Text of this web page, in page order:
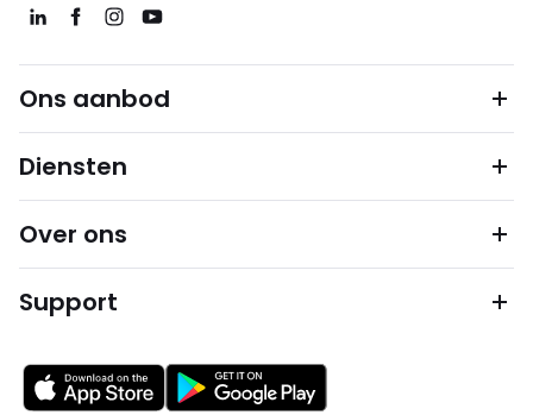
Ons aanbod
Diensten
Over ons
Support